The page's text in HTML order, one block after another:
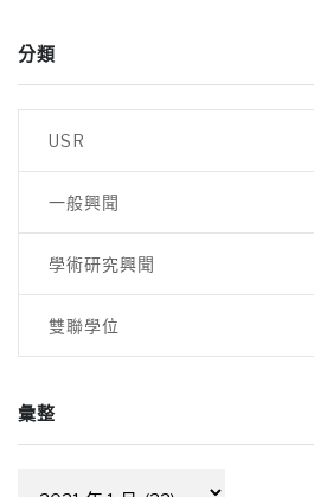
導
覽
分類
USR
一般興聞
學術研究興聞
雙聯學位
彙整